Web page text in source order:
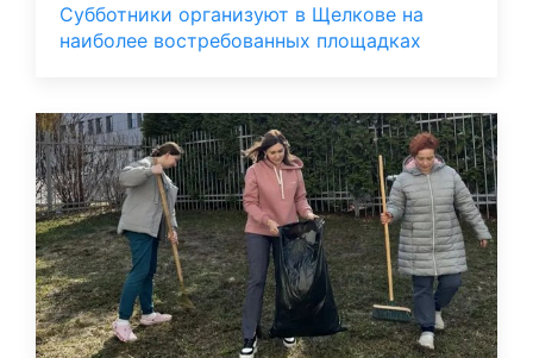
Субботники организуют в Щелкове на
наиболее востребованных площадках